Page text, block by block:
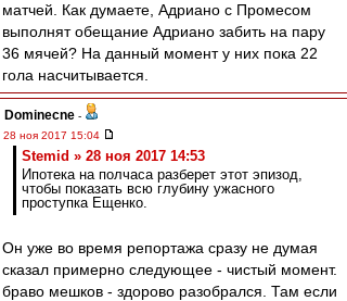
матчей. Как думаете, Адриано с Промесом
выполнят обещание Адриано забить на пару
36 мячей? На данный момент у них пока 22
гола насчитывается.
Dominecne -
28 ноя 2017 15:04
Stemid » 28 ноя 2017 14:53
Ипотека на полчаса разберет этот эпизод,
чтобы показать всю глубину ужасного
проступка Ещенко.
Он уже во время репортажа сразу не думая
сказал примерно следующее - чистый момент.
браво мешков - здорово разобрался. Там если